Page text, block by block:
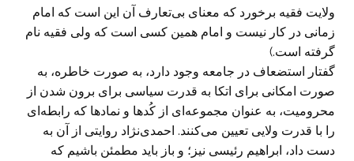
ولایت فقیه برخورد که معنای بی‌تعارف آن این است که امام
زمانی در کار نیست و امام همین کسی است که ولی فقیه نام
گرفته است.)
گفتار استضعاف در جامعه وجود دارد، به صورت خاطره، به
صورت امکانی برای اتکا به قدرت سیاسی برای برون شدن از
محرومیت، به عنوان مجموعه‌ای از کُدها و نمادها که رابطه‌ای
را با قدرت ولایی تعیین می‌کنند. احمدی‌نژاد روایتی از آن به
دست داد، ابراهیم رئیسی نیز؛ و باز باید مطمئن باشیم که